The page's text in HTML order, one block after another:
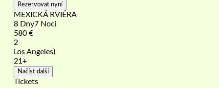
Rezervovat nyní
MEXICKÁ RVIÉRA
8 Dny7 Noci
580 €
2
Los Angeles)
21+
Načíst další
Tickets